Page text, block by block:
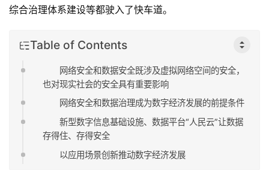
综合治理体系建设等都驶入了快车道。
Table of Contents
网络安全和数据安全既涉及虚拟网络空间的安全，
也对现实社会的安全具有重要影响
网络安全和数据治理成为数字经济发展的前提条件
新型数字信息基础设施、数据平台“人民云”让数据
存得住、存得安全
以应用场景创新推动数字经济发展